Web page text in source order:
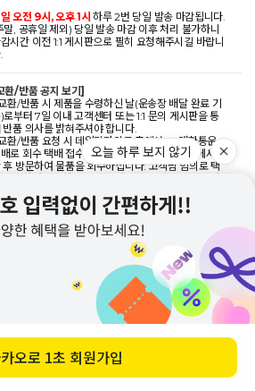
바로 구매하기
오전 9시, 오후 1시하루 2번 당일 발송 마감됩니다.
말, 공휴일 제외) 당일 발송 마감 이후 처리 불가하니
시간 이전 1:1 게시판으로 필히 요청해주시길 바랍니
환/반품 공지 보기]
환/반품 시 제품을 수령하신 날(운송장 배달 완료 기
로부터 7일 이내 고객센터 또는 1:1 문의 게시판을 통
반품 의사를 밝혀주셔야 합니다.
환/반품 요청 시 데일리라이크 측에서 CJ대한통운
로 회수 택배 접수를 도와드리며, 택배기사님께서 연
후 방문하여 물품을 회수하십니다. 고객님 임의로 택
하시어 직원의 안내에 따라주시기 바랍니다.
환/반품 배송 및 수거지 변경도 가능하니 접수 당시
해주시면 됩니다.
제품하자 및 데일리라이크 과실로 인한 교환/반품 발생
에만 무료 맞교환/무료반품이 가능하며, 이 외의 경우
임은 고객님께서 부담해주셔야 합니다. 물품과 함께 운
비 동봉 시 분실될 우려가 있기에 이 경우 운임비 별도
금 or 환불되는 금액에서 공제 가능합니다. (운임 발생
반 교환 시 / 선회수 후배송으로 진행]
+ 재배송 = 왕복 운임 6,000원
후 남은 금액에 따라 상이
료 배송 후 전체 반품 시  왕복 6,000원